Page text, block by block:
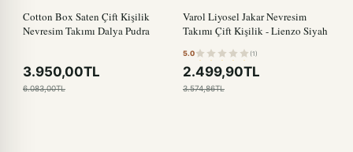
Cotton Box Saten Çift Kişilik
Nevresim Takımı Dalya Pudra
3.950,00TL
6.083,00TL
Varol Liyosel Jakar Nevresim
Takımı Çift Kişilik - Lienzo Siyah
5.0 (1)
2.499,90TL
3.574,86TL